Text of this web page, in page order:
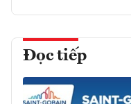
Đọc tiếp